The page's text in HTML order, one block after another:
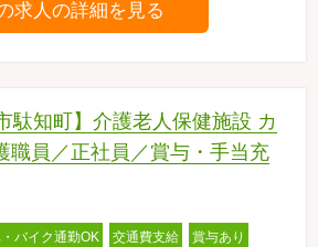
求人の詳細を見る
駄知町】介護老人保健施設 カ
職員／正社員／賞与・手当充
バイク通勤OK 交通費支給 賞与あり